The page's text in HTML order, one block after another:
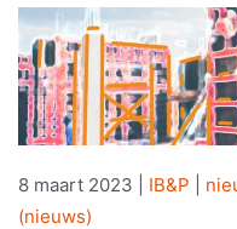
8 maart 2023 IB&P
(nieuws)